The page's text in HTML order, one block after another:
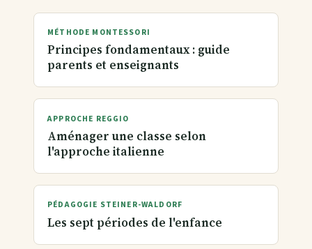
MÉTHODE MONTESSORI
Principes fondamentaux : guide
parents et enseignants
APPROCHE REGGIO
Aménager une classe selon
l'approche italienne
PÉDAGOGIE STEINER-WALDORF
Les sept périodes de l'enfance